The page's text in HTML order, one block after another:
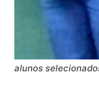
alunos